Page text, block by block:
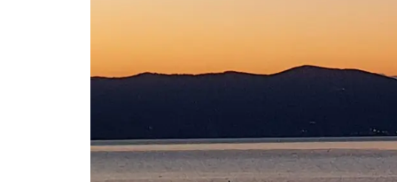
WordPress.org